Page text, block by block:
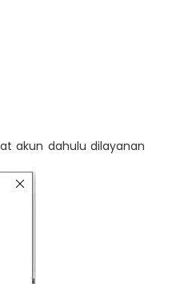
akun dahulu dilayanan